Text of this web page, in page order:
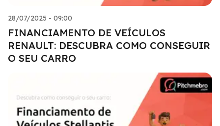
28/07/2025 - 09:00
FINANCIAMENTO DE VEÍCULOS
RENAULT: DESCUBRA COMO CONSEGUIR
O SEU CARRO